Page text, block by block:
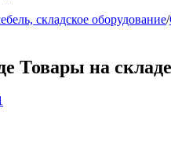
складское оборудование/
Товары на складе